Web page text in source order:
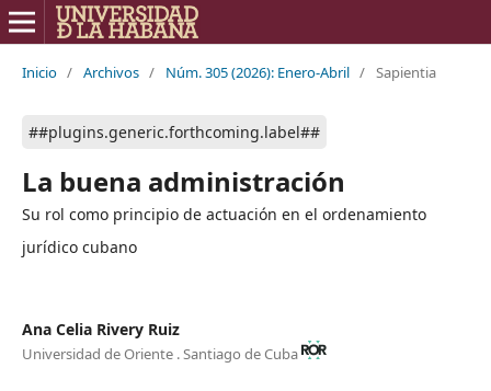
Inicio / Archivos / Núm. 305 (2026): Enero-Abril / Sapientia
##plugins.generic.forthcoming.label##
La buena administración
Su rol como principio de actuación en el ordenamiento
jurídico cubano
Ana Celia Rivery Ruiz
Universidad de Oriente . Santiago de Cuba